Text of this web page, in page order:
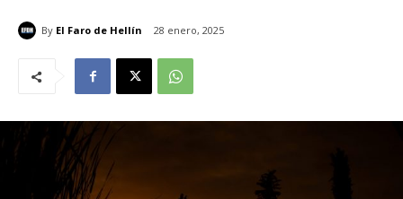
By El Faro de Hellín 28 enero, 2025